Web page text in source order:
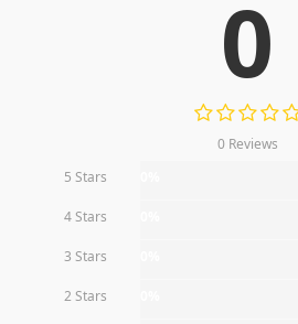
0
0 Reviews
5 Stars
4 Stars
3 Stars
2 Stars